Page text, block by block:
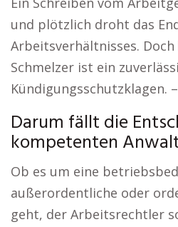
und plötzlich droht das
Arbeitsverhältnisses.
Schmelzer ist ein
Kündigungsschutzklagen. –
Darum fällt die
kompetenten
Ob es um eine
außerordentliche oder
geht, der Arbeitsrechtler